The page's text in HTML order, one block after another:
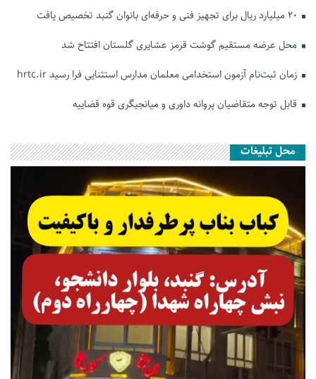
محل عرضه مستقیم گوشت قرمز عشایری گلستان افتتاح شد
زمان ثبت‌نام آزمون استخدامی معلمان مدارس استثنایی فرا رسید hrtc.ir
قابل توجه متقاضیان پروانه داوری و میانجیگری قوه قضاییه
محل تبلیغات